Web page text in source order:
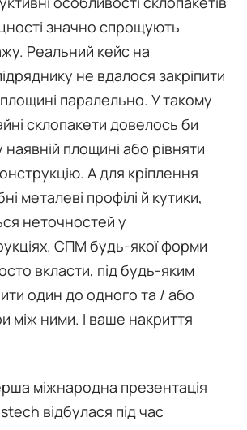
значно спрощують
Реальний кейс на
не вдалося закріпити
паралельно. У такому
склопакети довелось би
наявній площині або рівняти
А для кріплення
металеві профілі й кутики,
неточностей у
СПМ будь-якої форми
вкласти, під будь-яким
один до одного та / або
між ними. І ваше накриття
міжнародна презентація
відбулася під час